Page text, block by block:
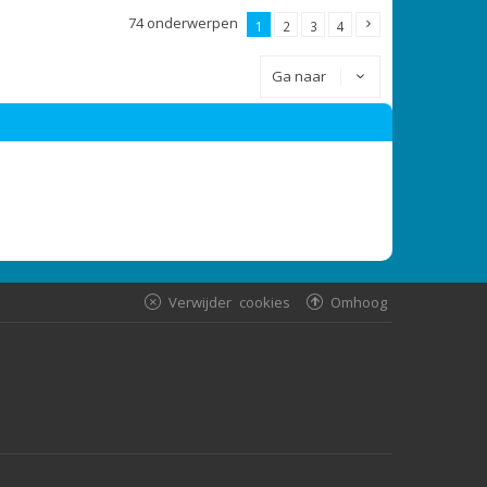
74 onderwerpen 1 2 3 4
Ga naar
Omhoog
Verwijder cookies